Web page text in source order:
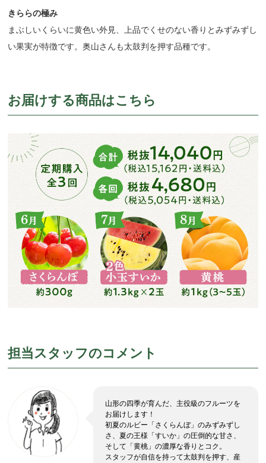
きららの極み
まぶしいくらいに黄色い外見、上品でくせのない香りとみずみずし
い果実が特徴です。奥山さんも太鼓判を押す品種です。
お届けする商品はこちら
担当スタッフのコメント
山形の四季が育んだ、主役級のフルーツを
お届けします！
初夏のルビー「さくらんぼ」のみずみずし
さ、夏の王様「すいか」の圧倒的な甘さ、
そして「黄桃」の濃厚な香りとコク。
スタッフが自信を持って太鼓判を押す、産